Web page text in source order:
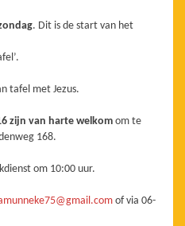
. Dit is de start van het
tafel met Jezus.
zijn van harte welkom om te
168.
om 10:00 uur.
of via 06-